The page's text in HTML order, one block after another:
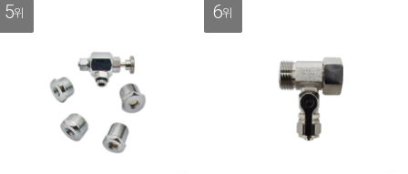
5위 6위